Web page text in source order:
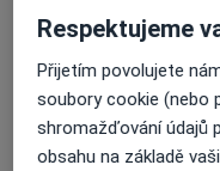
Ortoped
MUDr.
Ortoped
Respektujeme
Přijetím povolujete
soubory cookie (nebo
shromažďování údajů
obsahu na základě